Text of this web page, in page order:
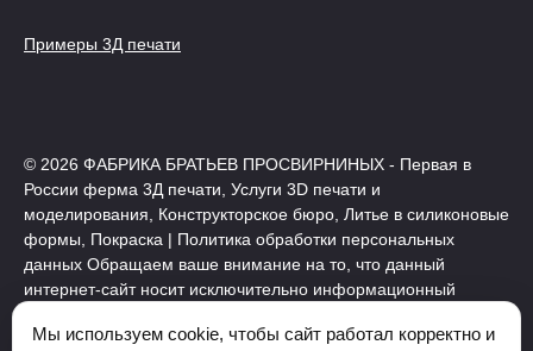
Примеры 3Д печати
© 2026 ФАБРИКА БРАТЬЕВ ПРОСВИРНИНЫХ - Первая в
России ферма 3Д печати, Услуги 3D печати и
моделирования, Конструкторское бюро, Литье в силиконовые
формы, Покраска | Политика обработки персональных
данных Обращаем ваше внимание на то, что данный
интернет-сайт носит исключительно информационный
офертой, определяемой положениями Статьи 437 (2)
Мы используем cookie, чтобы сайт работал корректно и